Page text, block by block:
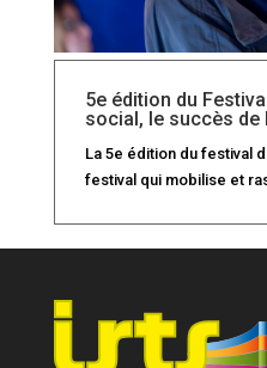
5e édition du
social, le succès
La 5e édition du festival
festival qui mobilise et